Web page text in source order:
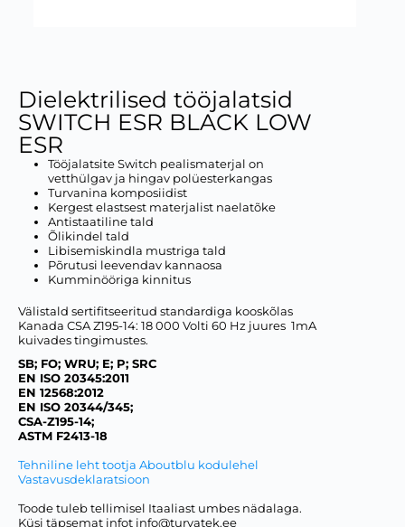
Dielektrilised tööjalatsid
SWITCH ESR BLACK LOW
ESR
Tööjalatsite Switch pealismaterjal on
vetthülgav ja hingav polüesterkangas
Turvanina komposiidist
Kergest elastsest materjalist naelatõke
Antistaatiline tald
Õlikindel tald
Libisemiskindla mustriga tald
Põrutusi leevendav kannaosa
Kumminööriga kinnitus
Välistald sertifitseeritud standardiga kooskõlas
Kanada CSA Z195-14: 18 000 Volti 60 Hz juures 1mA
kuivades tingimustes.
SB; FO; WRU; E; P; SRC
EN ISO 20345:2011
EN 12568:2012
EN ISO 20344/345;
CSA-Z195-14;
ASTM F2413-18
Tehniline leht tootja Aboutblu kodulehel
Vastavusdeklaratsioon
Toode tuleb tellimisel Itaaliast umbes nädalaga.
Küsi täpsemat infot info@turvatek.ee